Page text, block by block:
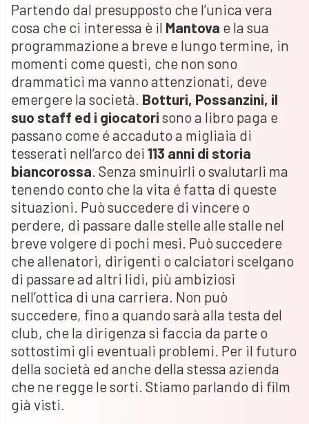
Partendo dal presupposto che l’unica vera
cosa che ci interessa è il Mantova e la sua
programmazione a breve e lungo termine, in
momenti come questi, che non sono
drammatici ma vanno attenzionati, deve
emergere la società. Botturi, Possanzini, il
suo staff ed i giocatori sono a libro paga e
passano come é accaduto a migliaia di
tesserati nell’arco dei 113 anni di storia
biancorossa. Senza sminuirli o svalutarli ma
tenendo conto che la vita é fatta di queste
situazioni. Può succedere di vincere o
perdere, di passare dalle stelle alle stalle nel
breve volgere di pochi mesi. Può succedere
che allenatori, dirigenti o calciatori scelgano
di passare ad altri lidi, più ambiziosi
nell’ottica di una carriera. Non può
succedere, fino a quando sarà alla testa del
club, che la dirigenza si faccia da parte o
sottostimi gli eventuali problemi. Per il futuro
della società ed anche della stessa azienda
che ne regge le sorti. Stiamo parlando di film
già visti.